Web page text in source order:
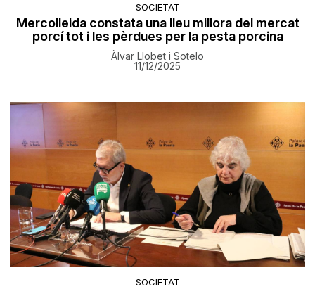
SOCIETAT
Mercolleida constata una lleu millora del mercat
porcí tot i les pèrdues per la pesta porcina
Àlvar Llobet i Sotelo
11/12/2025
SOCIETAT